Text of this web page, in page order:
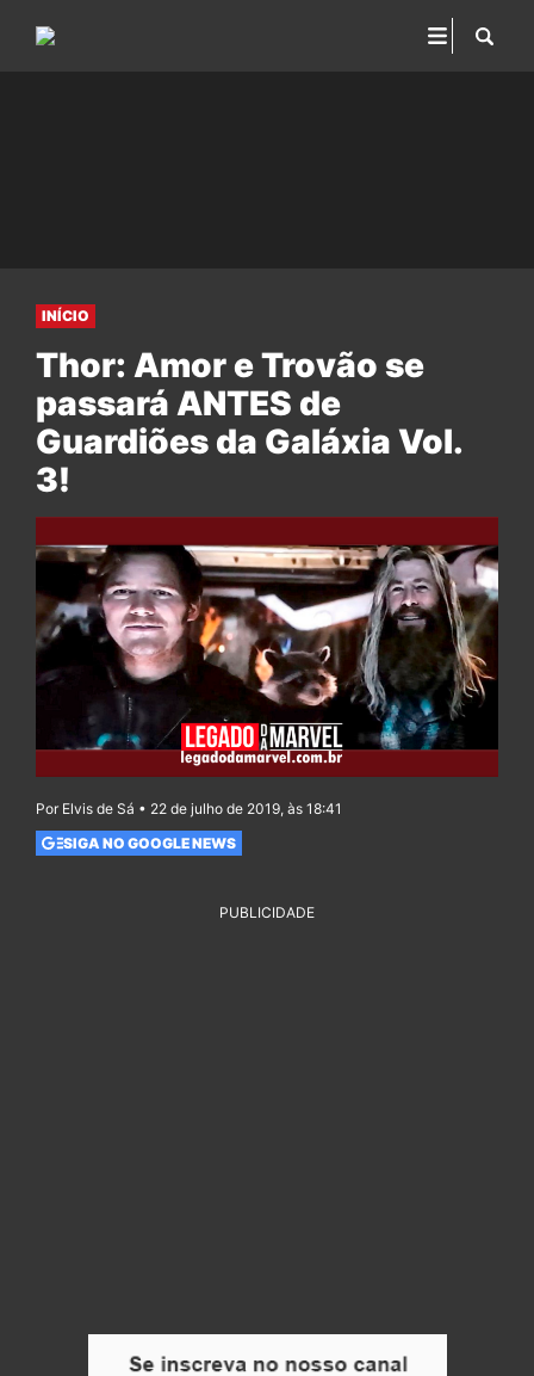
INÍCIO
Thor: Amor e Trovão se
passará ANTES de
Guardiões da Galáxia Vol.
3!
Por Elvis de Sá • 22 de julho de 2019, às 18:41
SIGA NO GOOGLE NEWS
PUBLICIDADE